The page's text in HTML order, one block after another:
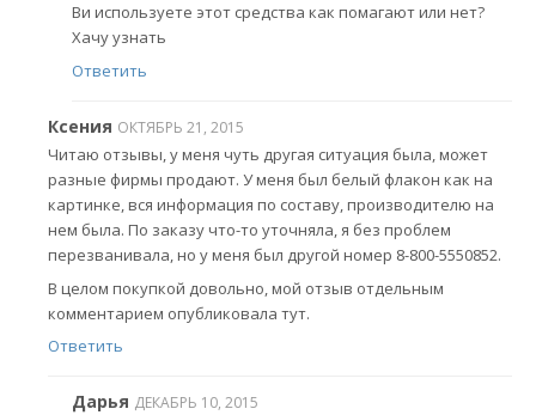
Ви используете этот средства как помагают или нет?
Хачу узнать
Ответить
Ксения ОКТЯБРЬ 21, 2015
Читаю отзывы, у меня чуть другая ситуация была, может
разные фирмы продают. У меня был белый флакон как на
картинке, вся информация по составу, производителю на
нем была. По заказу что-то уточняла, я без проблем
перезванивала, но у меня был другой номер 8-800-5550852.
В целом покупкой довольно, мой отзыв отдельным
комментарием опубликовала тут.
Ответить
Дарья ДЕКАБРЬ 10, 2015